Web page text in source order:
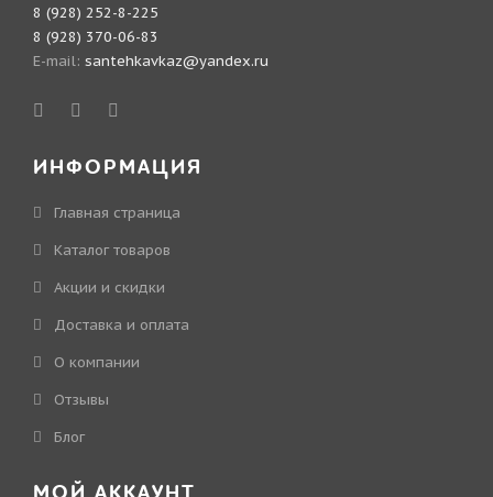
8 (928) 252-8-225
8 (928) 370-06-83
E-mail: santehkavkaz@yandex.ru
ИНФОРМАЦИЯ
Главная страница
Каталог товаров
Акции и скидки
Доставка и оплата
О компании
Отзывы
Блог